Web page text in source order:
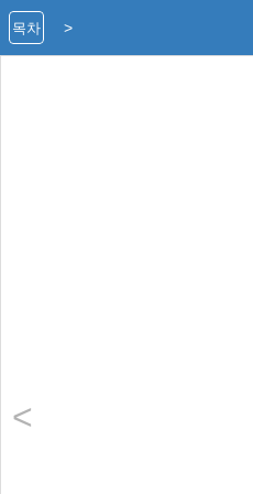
>
목차
<